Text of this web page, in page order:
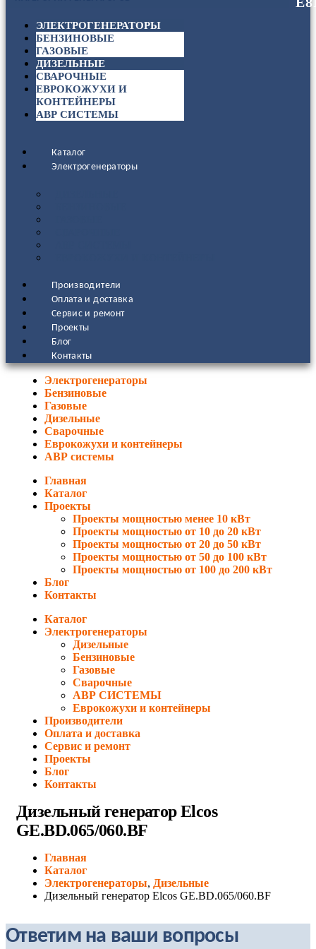
ЭЛЕКТРОГЕНЕРАТОРЫ
БЕНЗИНОВЫЕ
ГАЗОВЫЕ
ДИЗЕЛЬНЫЕ
СВАРОЧНЫЕ
ЕВРОКОЖУХИ И
КОНТЕЙНЕРЫ
АВР СИСТЕМЫ
Каталог
Электрогенераторы
Производители
Оплата и доставка
Сервис и ремонт
Проекты
Блог
Контакты
Электрогенераторы
Бензиновые
Газовые
Дизельные
Сварочные
Еврокожухи и контейнеры
АВР системы
Главная
Каталог
Проекты
Проекты мощностью менее 10 кВт
Проекты мощностью от 10 до 20 кВт
Проекты мощностью от 20 до 50 кВт
Проекты мощностью от 50 до 100 кВт
Проекты мощностью от 100 до 200 кВт
Блог
Контакты
Каталог
Электрогенераторы
Дизельные
Бензиновые
Газовые
Сварочные
АВР СИСТЕМЫ
Еврокожухи и контейнеры
Производители
Оплата и доставка
Сервис и ремонт
Проекты
Блог
Контакты
Дизельный генератор Elcos
GE.BD.065/060.BF
Главная
Каталог
Электрогенераторы, Дизельные
Дизельный генератор Elcos GE.BD.065/060.BF
Ответим на ваши вопросы